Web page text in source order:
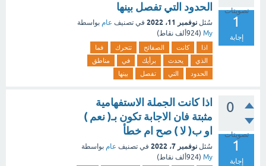
تصويتات
1
إجابة
الحدود التي تفصل بينها
سُئل نوفمبر 11، 2022 في تصنيف عام بواسطة
My
(924ألف نقاط)
اذا كانت الصفائح تتحرك
فما
الذي
يحدث برأيك في
مناطق
الحدود
التي تفصل بينها
0
تصويتات
1
إجابة
اذا كانت الجملة الاستفهامية
مثبتة فان الاجابة تكون بـ( نعم )
او ب( لا ) صح ام خطأ
سُئل نوفمبر 7، 2022 في تصنيف عام بواسطة
My
(924ألف نقاط)